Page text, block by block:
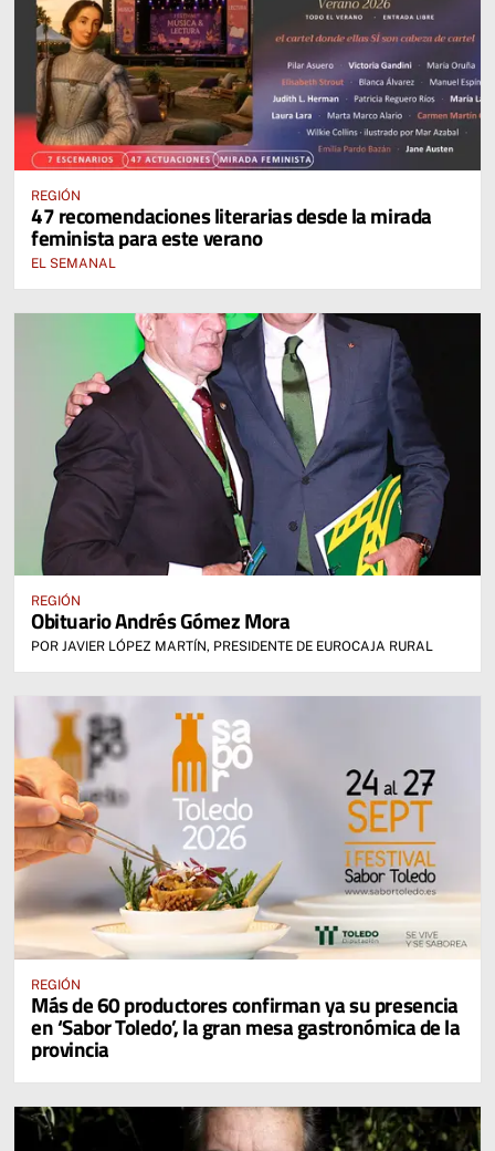
REGIÓN
47 recomendaciones literarias desde la mirada
feminista para este verano
EL SEMANAL
REGIÓN
Obituario Andrés Gómez Mora
POR JAVIER LÓPEZ MARTÍN, PRESIDENTE DE EUROCAJA RURAL
REGIÓN
Más de 60 productores confirman ya su presencia
en ‘Sabor Toledo’, la gran mesa gastronómica de la
provincia